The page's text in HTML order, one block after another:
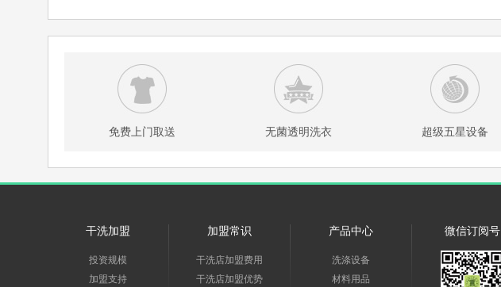
免费上门取送 无菌透明洗衣 超级五星设备
干洗加盟
投资规模
加盟支持
加盟常识
干洗店加盟费用
干洗店加盟优势
产品中心
洗涤设备
材料用品
微信订阅号